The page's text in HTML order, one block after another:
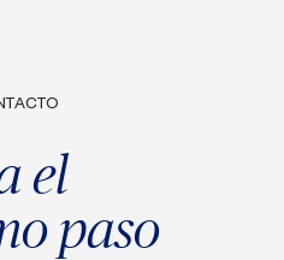
el
paso